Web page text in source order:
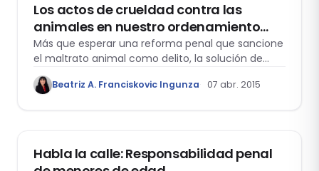
Los actos de crueldad contra las
animales en nuestro ordenamiento
jurídico penal
Más que esperar una reforma penal que sancione
el maltrato animal como delito, la solución de
fondo exige educar y sensibilizar a la sociedad
para reconocer a los animales como seres
Beatriz A. Franciskovic Ingunza 07 abr. 2015
Habla la calle: Responsabilidad penal